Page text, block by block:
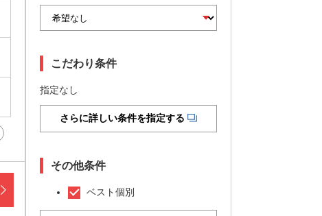
こだわり条件
指定なし
さらに詳しい条件を指定する
その他条件
ベスト個別